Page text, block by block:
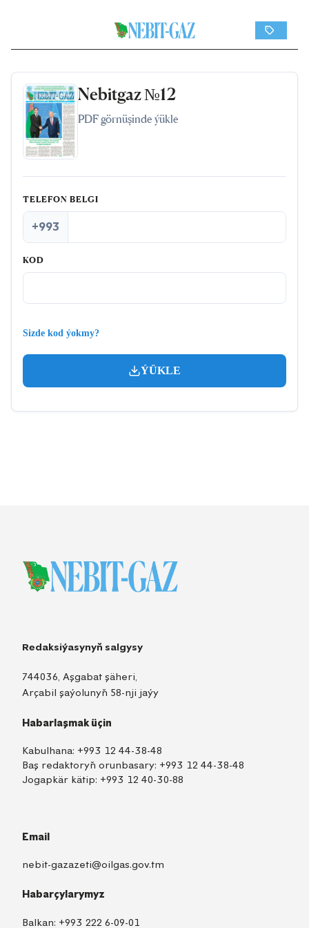
Nebitgaz №12
PDF görnüşinde ýükle
TELEFON BELGI
+993
KOD
Sizde kod ýokmy?
ÝÜKLE
Redaksiýasynyň salgysy
744036, Aşgabat şäheri,
Arçabil şaýolunyň 58-nji jaýy
Habarlaşmak üçin
Kabulhana: +993 12 44-38-48
Baş redaktoryň orunbasary: +993 12 44-38-48
Jogapkär kätip: +993 12 40-30-88
Email
nebit-gazazeti@oilgas.gov.tm
Habarçylarymyz
Balkan: +993 222 6-09-01